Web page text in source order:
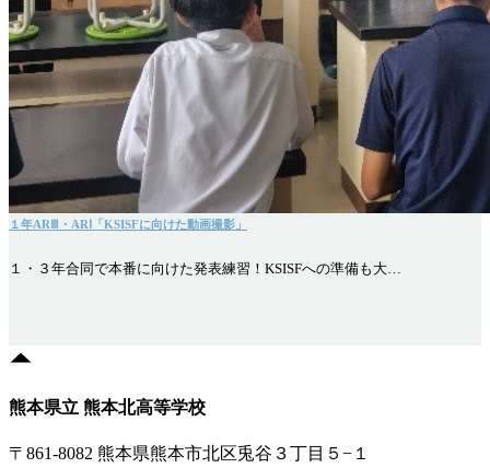
１年ARⅢ・ARⅠ「KSISFに向けた動画撮影」
１・３年合同で本番に向けた発表練習！KSISFへの準備も大…
熊本県立 熊本北高等学校
〒861-8082 熊本県熊本市北区兎谷３丁目５−１